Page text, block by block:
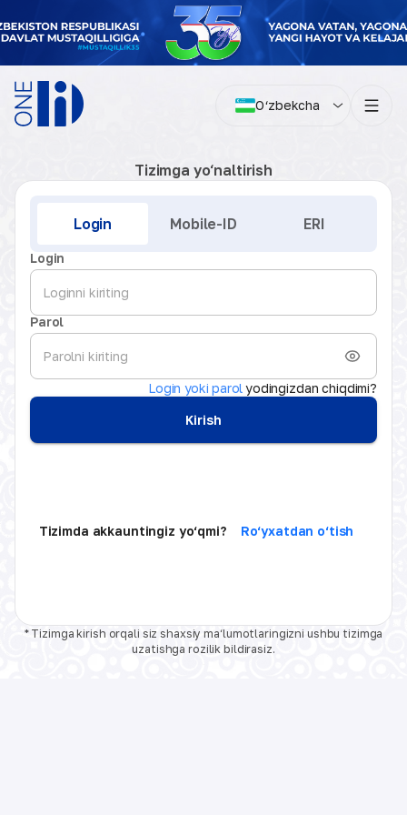
O‘zbekcha
Tizimga yo‘naltirish
Login Mobile-ID ERI
Login
Parol
Login yoki parolyodingizdan chiqdimi?
Kirish
Tizimda akkauntingiz yo‘qmi? Ro‘yxatdan o‘tish
* Tizimga kirish orqali siz shaxsiy ma‘lumotlaringizni ushbu tizimga
uzatishga rozilik bildirasiz.